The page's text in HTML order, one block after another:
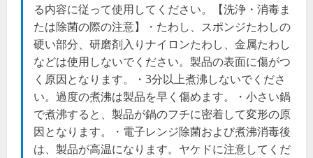
る内容に従って使用してください。【洗浄・消毒ま
たは除菌の際の注意】・たわし、スポンジたわしの
硬い部分、研磨剤入りナイロンたわし、金属たわし
などは使用しないでください。製品の表面に傷がつ
く原因となります。・3分以上煮沸しないでくださ
い。過度の煮沸は製品を早く傷めます。・小さい鍋
で煮沸すると、製品が鍋のフチに密着して変形の原
因となります。・電子レンジ除菌および煮沸消毒後
は、製品が高温になります。ヤケドに注意してくだ